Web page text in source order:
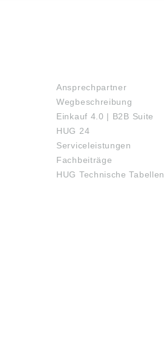
Ansprechpartner
Wegbeschreibung
Einkauf 4.0 | B2B Suite
HUG 24
Serviceleistungen
Fachbeiträge
HUG Technische Tabellen